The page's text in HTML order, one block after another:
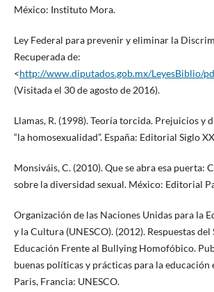
México: Instituto Mora.
Ley Federal para prevenir y eliminar la
Recuperada de:
<http://www.diputados.gob.mx/LeyesBiblio/
(Visitada el 30 de agosto de 2016).
Llamas, R. (1998). Teoría torcida. Prejuicios y
“la homosexualidad”. España: Editorial Siglo
Monsiváis, C. (2010). Que se abra esa puerta:
sobre la diversidad sexual. México: Editorial
Organización de las Naciones Unidas para la
y la Cultura (UNESCO). (2012). Respuestas del
Educación Frente al Bullying Homofóbico.
buenas políticas y prácticas para la educación
Paris, Francia: UNESCO.